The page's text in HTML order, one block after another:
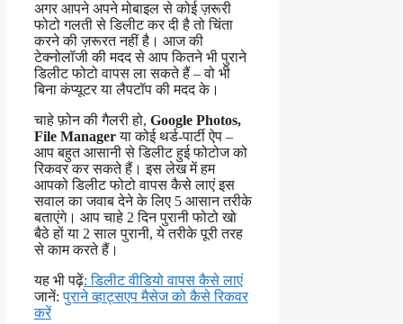
अगर आपने अपने मोबाइल से कोई ज़रूरी
फोटो गलती से डिलीट कर दी है तो चिंता
करने की ज़रूरत नहीं है। आज की
टेक्नोलॉजी की मदद से आप कितने भी पुराने
डिलीट फोटो वापस ला सकते हैं – वो भी
बिना कंप्यूटर या लैपटॉप की मदद के।
चाहे फ़ोन की गैलरी हो, Google Photos,
File Managerया कोई थर्ड-पार्टी ऐप –
आप बहुत आसानी से डिलीट हुई फोटोज को
रिकवर कर सकते हैं। इस लेख में हम
आपको डिलीट फोटो वापस कैसे लाएं इस
सवाल का जवाब देने के लिए 5 आसान तरीके
बताएंगे। आप चाहे 2 दिन पुरानी फोटो खो
बैठे हों या 2 साल पुरानी, ये तरीके पूरी तरह
से काम करते हैं।
यह भी पढ़ें: डिलीट वीडियो वापस कैसे लाएं
जानें:पुराने व्हाट्सएप मैसेज को कैसे रिकवर
करें